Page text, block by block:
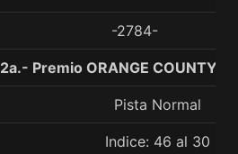
-2784-
2a.- Premio ORANGE COUNTY,
Pista Normal
Indice: 46 al 30